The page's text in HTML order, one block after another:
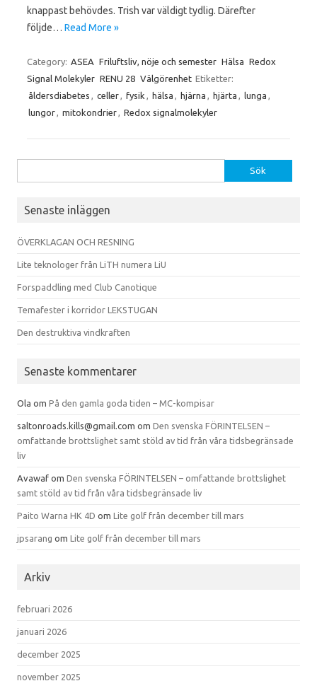
knappast behövdes. Trish var väldigt tydlig. Därefter
följde… Read More »
Category: ASEA Friluftsliv, nöje och semester Hälsa Redox
Signal Molekyler RENU 28 Välgörenhet Etiketter:
åldersdiabetes , celler, fysik , hälsa , hjärna , hjärta , lunga ,
lungor, mitokondrier, Redox signalmolekyler
efter:
Senaste inläggen
ÖVERKLAGAN OCH RESNING
Lite teknologer från LiTH numera LiU
Forspaddling med Club Canotique
Temafester i korridor LEKSTUGAN
Den destruktiva vindkraften
Senaste kommentarer
Ola om På den gamla goda tiden – MC-kompisar
saltonroads.kills@gmail.com om Den svenska FÖRINTELSEN –
omfattande brottslighet samt stöld av tid från våra tidsbegränsade
liv
Avawaf om Den svenska FÖRINTELSEN – omfattande brottslighet
samt stöld av tid från våra tidsbegränsade liv
Paito Warna HK 4D om Lite golf från december till mars
jpsarang om Lite golf från december till mars
Arkiv
februari 2026
januari 2026
december 2025
november 2025